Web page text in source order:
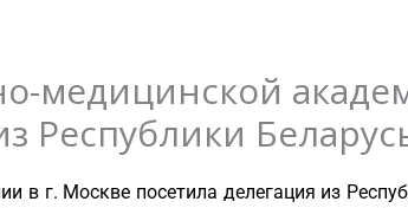
медицинской
Республики
в г. Москве посетила делегация из